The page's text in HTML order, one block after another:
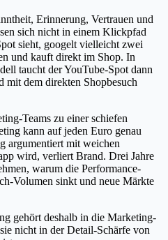
Erinnerung, Vertrauen und
sich nicht in einem Klickpfad
sieht, googelt vielleicht zwei
und kauft direkt im Shop. In
taucht der YouTube-Spot dann
dem direkten Shopbesuch
Teams zu einer schiefen
kann auf jeden Euro genau
argumentiert mit weichen
wird, verliert Brand. Drei Jahre
warum die Performance-
Volumen sinkt und neue Märkte
gehört deshalb in die Marketing-
nicht in der Detail-Schärfe von